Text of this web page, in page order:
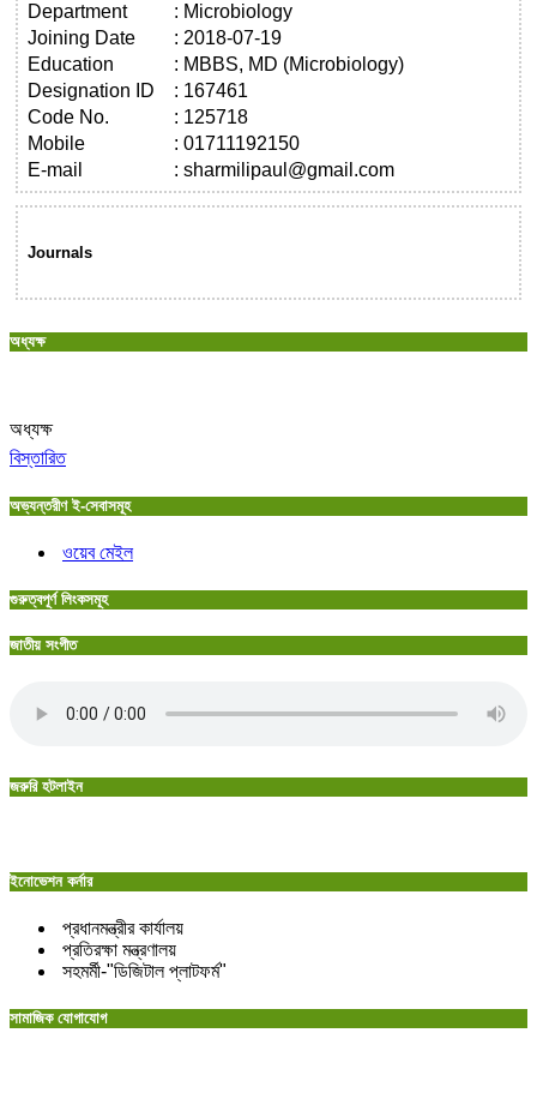
Department
: Microbiology
Joining Date
: 2018-07-19
Education
: MBBS, MD (Microbiology)
Designation ID
: 167461
Code No.
: 125718
Mobile
: 01711192150
E-mail
: sharmilipaul@gmail.com
Journals
অধ্যক্ষ
অধ্যক্ষ
বিস্তারিত
অভ্যন্তরীণ ই-সেবাসমূহ
ওয়েব মেইল
গুরুত্বপূর্ণ লিংকসমূহ
জাতীয় সংগীত
জরুরি হটলাইন
ইনোভেশন কর্নার
প্রধানমন্ত্রীর কার্যালয়
প্রতিরক্ষা মন্ত্রণালয়
সহমর্মী-"ডিজিটাল প্লাটফর্ম"
সামাজিক যোগাযোগ